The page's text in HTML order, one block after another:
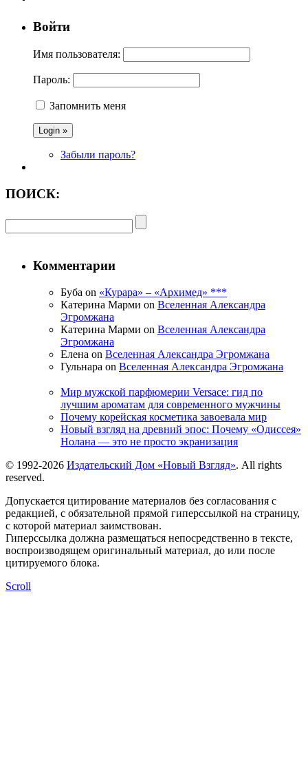
Войти
Имя пользователя:
Пароль:
Запомнить меня
Забыли пароль?
ПОИСК:
Комментарии
Буба on «Курара» – «Архимед» ***
Катерина Марми on Вселенная Александра
Эгромжана
Катерина Марми on Вселенная Александра
Эгромжана
Елена on Вселенная Александра Эгромжана
Гульнара on Вселенная Александра Эгромжана
Мир мужской парфюмерии Versace: гид по
лучшим ароматам для современного мужчины
Почему корейская косметика завоевала мир
Новый взгляд на древний эпос: Почему «Одиссея»
Нолана — это не просто экранизация
© 1992-2026 Издательский Дом «Новый Взгляд». All rights
reserved.
Допускается цитирование материалов без согласования с
редакцией, с обязательной прямой гиперссылкой на страницу,
с которой материал заимствован.
Гиперссылка должна размещаться непосредственно в тексте,
воспроизводящем оригинальный материал, до или после
цитируемого блока.
Scroll